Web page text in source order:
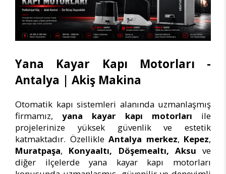
Yana Kayar Kapı Motorları -
Antalya | Akiş Makina
Otomatik kapı sistemleri alanında uzmanlaşmış
firmamız,yana kayar kapı motorları ile
projelerinize yüksek güvenlik ve estetik
katmaktadır. Özellikle Antalya merkez, Kepez,
Muratpaşa, Konyaaltı, Döşemealtı, Aksu ve
diğer ilçelerde yana kayar kapı motorları